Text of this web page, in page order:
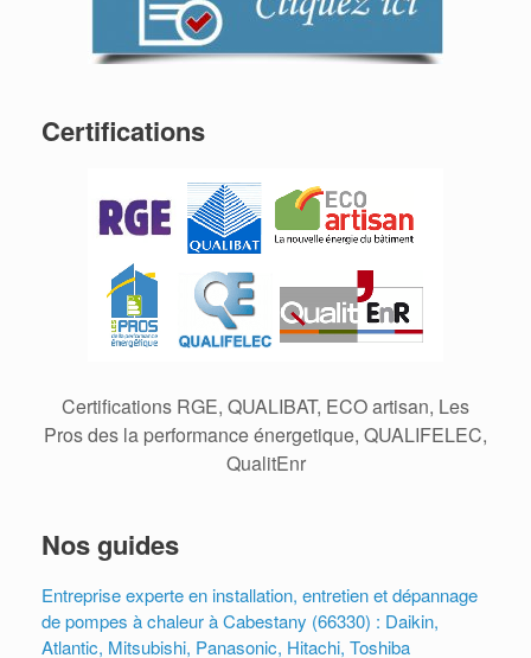
Certifications
Certifications RGE, QUALIBAT, ECO artisan, Les
Pros des la performance énergetique, QUALIFELEC,
QualitEnr
Nos guides
Entreprise experte en installation, entretien et dépannage
de pompes à chaleur à Cabestany (66330) : Daikin,
Atlantic, Mitsubishi, Panasonic, Hitachi, Toshiba